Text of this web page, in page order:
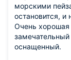
морскими
остановится, и
Очень хорошая
оснащенный.